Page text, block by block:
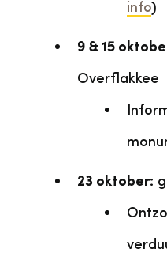
info)
9 & 15
Overflakkee
23 oktober: